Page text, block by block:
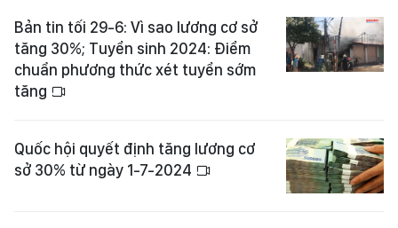
Bản tin tối 29-6: Vì sao lương cơ sở
tăng 30%; Tuyển sinh 2024: Điểm
chuẩn phương thức xét tuyển sớm
tăng
Quốc hội quyết định tăng lương cơ
sở 30% từ ngày 1-7-2024